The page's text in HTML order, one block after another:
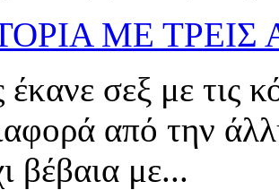
ΜΕ
σεξ με τις
από την
βέβαια με...